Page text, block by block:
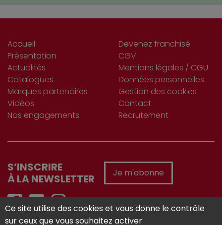
Accueil
Présentation
Actualités
Catalogues
Marques partenaires
Vidéos
Nos engagements
Devenez franchisé
CGV
Mentions légales / CGU
Données personnelles
Gestion des cookies
Contact
Recrutement
S’INSCRIRE
À LA NEWSLETTER
Je m'abonne
Ce site utilise des cookies et vous donne le contrôle
sur ceux que vous souhaitez activer